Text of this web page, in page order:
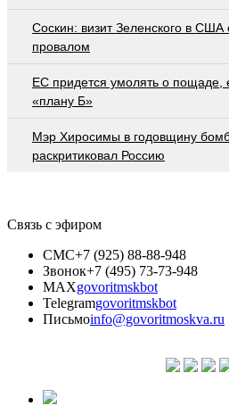
Соскин: визит Зеленского в США
провалом
EC придется умолять о пощаде,
«плану Б»
Мэр Хиросимы в годовщину
раскритиковал Россию
Связь с эфиром
СМС+7 (925) 88-88-948
Звонок+7 (495) 73-73-948
MAXgovoritmskbot
Telegramgovoritmskbot
Письмоinfo@govoritmoskva.ru